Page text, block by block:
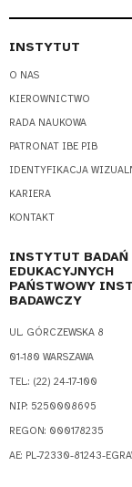
INSTYTUT
O NAS
KIEROWNICTWO
RADA NAUKOWA
PATRONAT IBE PIB
IDENTYFIKACJA
KARIERA
KONTAKT
INSTYTUT BADAŃ
EDUKACYJNYCH
PAŃSTWOWY
BADAWCZY
UL. GÓRCZEWSKA 8
01-180 WARSZAWA
TEL.: (22) 24-17-100
NIP: 5250008695
REGON: 000178235
AE: PL-72330-81243-